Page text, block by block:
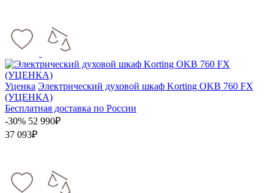
Уценка Электрический духовой шкаф Korting OKB 760 FX
(УЦЕНКА)
Бесплатная доставка по России
-30% 52 990₽
37 093₽